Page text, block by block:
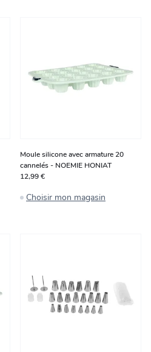
Moule silicone avec armature 20
cannelés - NOEMIE HONIAT
12,99 €
Choisir mon magasin